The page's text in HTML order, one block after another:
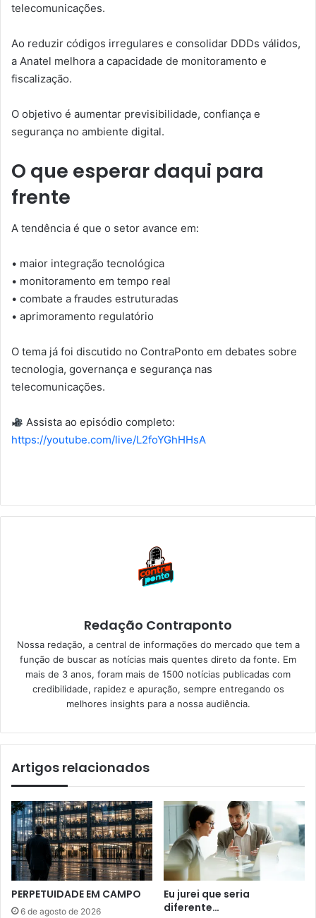
telecomunicações.
Ao reduzir códigos irregulares e consolidar DDDs válidos,
a Anatel melhora a capacidade de monitoramento e
fiscalização.
O objetivo é aumentar previsibilidade, confiança e
segurança no ambiente digital.
O que esperar daqui para
frente
A tendência é que o setor avance em:
• maior integração tecnológica
• monitoramento em tempo real
• combate a fraudes estruturadas
• aprimoramento regulatório
O tema já foi discutido no ContraPonto em debates sobre
tecnologia, governança e segurança nas
telecomunicações.
Assista ao episódio completo:
https://youtube.com/live/L2foYGhHHsA
Redação Contraponto
Nossa redação, a central de informações do mercado que tem a
função de buscar as notícias mais quentes direto da fonte. Em
mais de 3 anos, foram mais de 1500 notícias publicadas com
credibilidade, rapidez e apuração, sempre entregando os
melhores insights para a nossa audiência.
Artigos relacionados
PERPETUIDADE EM CAMPO
6 de agosto de 2026
Eu jurei que seria
diferente…